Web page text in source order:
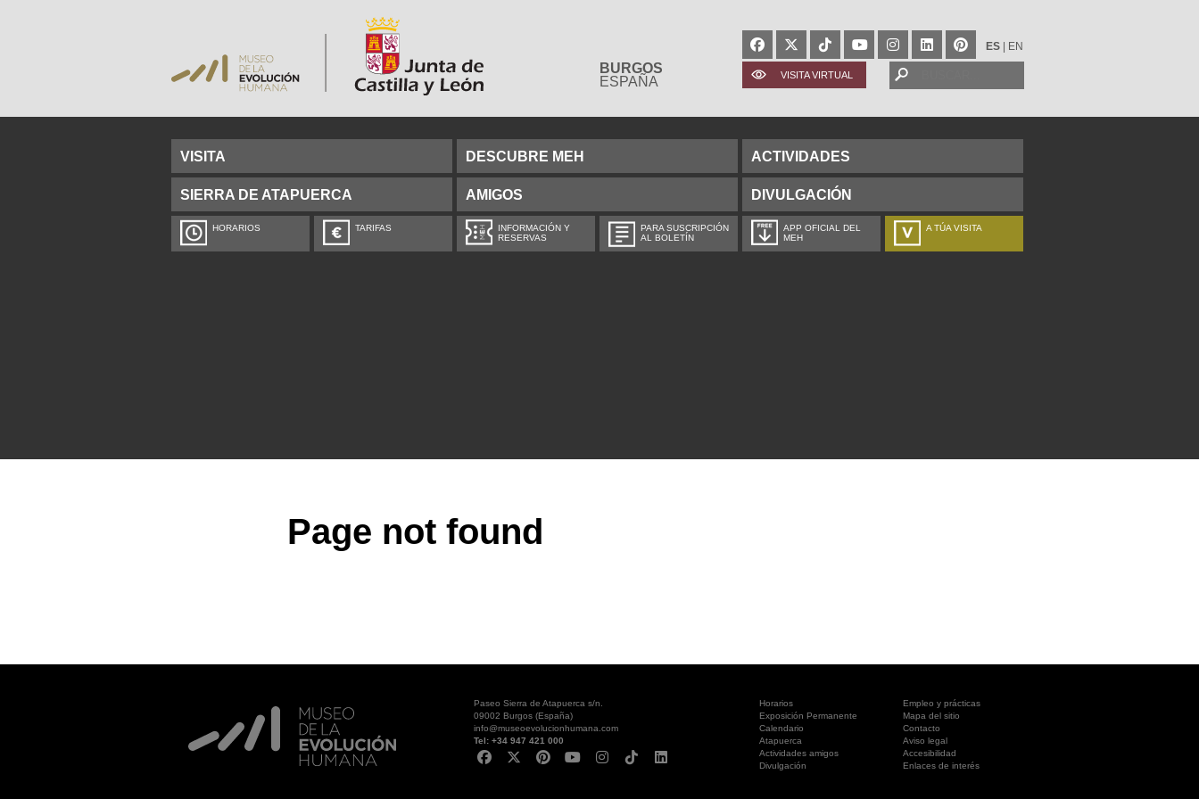
BURGOS
ESPAÑA
ES EN
VISITA VIRTUAL
VISITA DESCUBRE MEH ACTIVIDADES
SIERRA DE ATAPUERCA AMIGOS DIVULGACIÓN
HORARIOS TARIFAS
INFORMACIÓN Y
RESERVAS
PARA SUSCRIPCIÓN
AL BOLETÍN
APP OFICIAL DEL
MEH
A TÚA VISITA
Page not found
Paseo Sierra de Atapuerca s/n.
09002 Burgos (España)
info@museoevolucionhumana.com
Tel: +34 947 421 000
Horarios
Empleo y prácticas
Exposición Permanente
Mapa del sitio
Calendario
Contacto
Atapuerca
Aviso legal
Actividades amigos
Accesibilidad
Divulgación
Enlaces de interés